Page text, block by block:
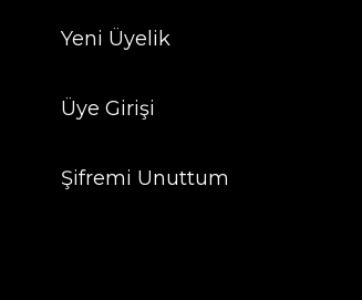
Yeni Üyelik
Üye Girişi
Şifremi Unuttum